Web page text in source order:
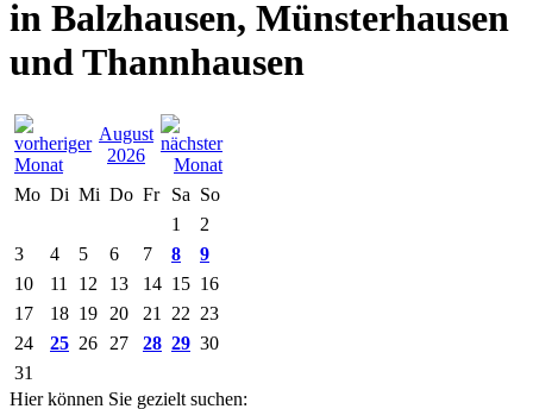
in Balzhausen, Münsterhausen
und Thannhausen
August
2026
Mo Di Mi Do Fr Sa So
1
2
3
4 5 6 7 8
9
10
11 12 13 14 15 16
17
18 19 20 21 22 23
24
25 26 27 28 29 30
31
Hier können Sie gezielt suchen: